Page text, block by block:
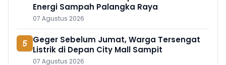
Energi Sampah Palangka Raya
07 Agustus 2026
5 Geger Sebelum Jumat, Warga Tersengat
Listrik di Depan City Mall Sampit
07 Agustus 2026